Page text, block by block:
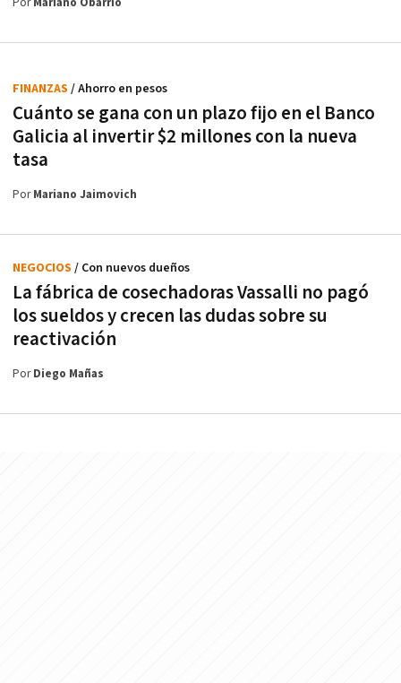
PorMariano Obarrio
Cuánto se gana con un plazo fijo en el Banco
Galicia al invertir $2 millones con la nueva
tasa
FINANZAS / Ahorro en pesos
PorMariano Jaimovich
La fábrica de cosechadoras Vassalli no pagó
los sueldos y crecen las dudas sobre su
reactivación
NEGOCIOS / Con nuevos dueños
PorDiego Mañas